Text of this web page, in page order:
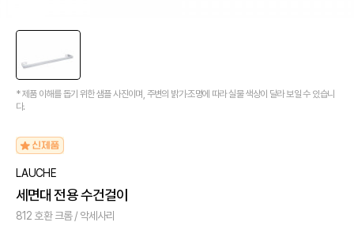
[뉴코인청소건] 허리 굽히지 마세요! 변기 뒤로 숨기지도 마세요!
[뉴코인슬라이드바] 존재감을 확! 숨기는 350mm의 미니멀리즘
[모노플러스] 시공후에 알게되는 만족감! 프레임리스 휴지걸이
[신상품] 숨겨진 접합선 (Seamless) '피아또 수건걸이'
* 제품 이해를 돕기 위한 샘플 사진이며, 주변의 밝기·조명에 따라 실물 색상이 달라 보일 수 있습니
다.
LAUCHE
세면대 전용 수건걸이
812 호환 크롬 / 악세사리